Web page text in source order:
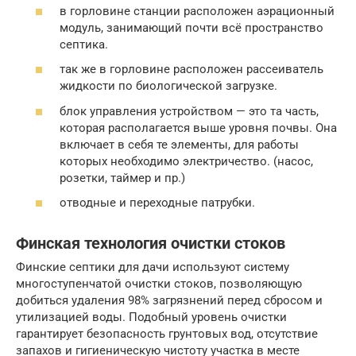
в горловине станции расположен аэрационный
модуль, занимающий почти всё пространство
септика.
так же в горловине расположен рассеиватель
жидкости по биологической загрузке.
блок управления устройством — это та часть,
которая располагается выше уровня почвы. Она
включает в себя те элементы, для работы
которых необходимо электричество. (насос,
розетки, таймер и пр.)
отводные и переходные патрубки.
Финская технология очистки стоков
Финские септики для дачи используют систему
многоступенчатой очистки стоков, позволяющую
добиться удаления 98% загрязнений перед сбросом и
утилизацией воды. Подобный уровень очистки
гарантирует безопасность грунтовых вод, отсутствие
запахов и гигиеническую чистоту участка в месте